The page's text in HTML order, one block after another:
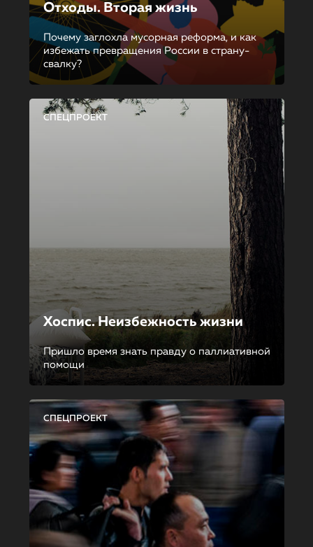
Отходы. Вторая жизнь
Почему заглохла мусорная реформа, и как
избежать превращения России в страну-
свалку?
СПЕЦПРОЕКТ
Хоспис. Неизбежность жизни
Пришло время знать правду о паллиативной
помощи
СПЕЦПРОЕКТ